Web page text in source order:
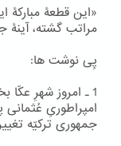
«این قطعۀ مبارکۀ
مراتب گشته،
پِی نوشت ها:
1 ۔ امروز شهرِ
امپراطوریِ
جمهوری ترکیّه